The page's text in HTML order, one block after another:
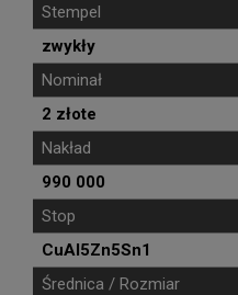
Stempel
zwykły
Nominał
2 złote
Nakład
990 000
Stop
CuAl5Zn5Sn1
Średnica / Rozmiar